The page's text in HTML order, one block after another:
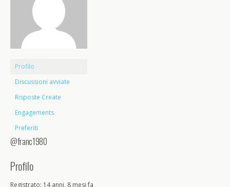
Profilo
Discussioni avviate
Risposte Create
Engagements
Preferiti
@franc1980
Profilo
Registrato: 14 anni, 8 mesi fa